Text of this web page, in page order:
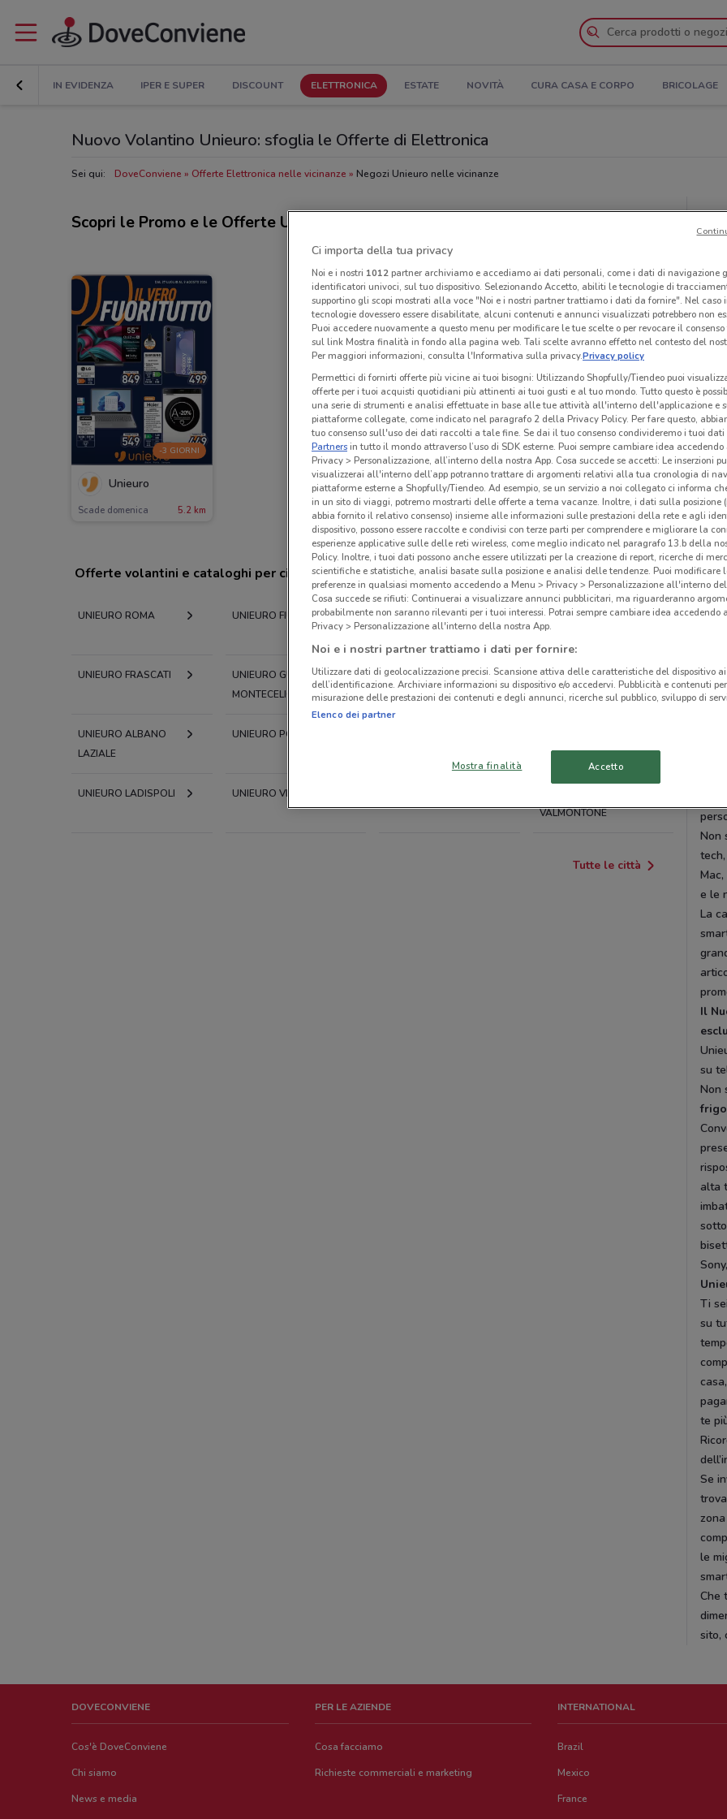
IN EVIDENZA IPER E SUPER DISCOUNT ELETTRONICA ESTATE NOVITÀ CURA CASA E CORPO BRICOLAGE
Nuovo Volantino Unieuro: sfoglia le Offerte di Elettronica
Sei qui: DoveConviene Offerte Elettronica nelle vicinanze Negozi Unieuro nelle vicinanze
Scopri le Promo e le Offerte Unieuro
-3 GIORNI
Unieuro
Scade domenica 5.2 km
Offerte volantini e cataloghi per città nelle vicinanze
UNIEURO ROMA UNIEURO FIUMICINO
UNIEURO
UNIEURO CIAMPINO
UNIEURO FRASCATI
UNIEURO GUIDONIA
MONTECELIO
UNIEURO TIVOLI UNIEURO OSTIA
UNIEURO ALBANO
LAZIALE
UNIEURO POMEZIA
BRACCIANO
UNIEURO LADISPOLI UNIEURO VELLETRI
VALMONTONE
Tutte le città
dai
la
Non
e le
La
Il
su
Non
alta
Ti
su
te
Se
zona
le
Che
sito,
DOVECONVIENE
Cos'è DoveConviene
Chi siamo
News e media
PER LE AZIENDE
Cosa facciamo
Richieste commerciali e marketing
INTERNATIONAL
Brazil
Mexico
France
Ci importa della tua privacy
Noi e i nostri 1012partner archiviamo e accediamo ai dati personali, come i dati di navigazione
identificatori univoci, sul tuo dispositivo. Selezionando Accetto, abiliti le tecnologie di
supportino gli scopi mostrati alla voce "Noi e i nostri partner trattiamo i dati da fornire". Nel caso
tecnologie dovessero essere disabilitate, alcuni contenuti e annunci visualizzati potrebbero non
Puoi accedere nuovamente a questo menu per modificare le tue scelte o per revocare il
sul link Mostra finalità in fondo alla pagina web. Tali scelte avranno effetto nel contesto del
Per maggiori informazioni, consulta l'Informativa sulla privacy.Privacy policy
Permettici di fornirti offerte più vicine ai tuoi bisogni: Utilizzando Shopfully/Tiendeo puoi
offerte per i tuoi acquisti quotidiani più attinenti ai tuoi gusti e al tuo mondo. Tutto questo è
una serie di strumenti e analisi effettuate in base alle tue attività all'interno dell'applicazione e
piattaforme collegate, come indicato nel paragrafo 2 della Privacy Policy. Per fare questo,
tuo consenso sull'uso dei dati raccolti a tale fine. Se dai il tuo consenso condivideremo i tuoi dati
Partnersin tutto il mondo attraverso l’uso di SDK esterne. Puoi sempre cambiare idea accedendo
Privacy > Personalizzazione, all’interno della nostra App. Cosa succede se accetti: Le inserzioni
visualizzerai all'interno dell’app potranno trattare di argomenti relativi alla tua cronologia di
piattaforme esterne a Shopfully/Tiendeo. Ad esempio, se un servizio a noi collegato ci informa
in un sito di viaggi, potremo mostrarti delle offerte a tema vacanze. Inoltre, i dati sulla posizione
abbia fornito il relativo consenso) insieme alle informazioni sulle prestazioni della rete e agli
dispositivo, possono essere raccolte e condivisi con terze parti per comprendere e migliorare la
esperienze applicative sulle delle reti wireless, come meglio indicato nel paragrafo 13.b della
Policy. Inoltre, i tuoi dati possono anche essere utilizzati per la creazione di report, ricerche di
scientifiche e statistiche, analisi basate sulla posizione e analisi delle tendenze. Puoi modificare
preferenze in qualsiasi momento accedendo a Menu > Privacy > Personalizzazione all'interno
Cosa succede se rifiuti: Continuerai a visualizzare annunci pubblicitari, ma riguarderanno
probabilmente non saranno rilevanti per i tuoi interessi. Potrai sempre cambiare idea accedendo
Privacy > Personalizzazione all'interno della nostra App.
Noi e i nostri partner trattiamo i dati per fornire:
Utilizzare dati di geolocalizzazione precisi. Scansione attiva delle caratteristiche del dispositivo
dell’identificazione. Archiviare informazioni su dispositivo e/o accedervi. Pubblicità e contenuti
misurazione delle prestazioni dei contenuti e degli annunci, ricerche sul pubblico, sviluppo di
Elenco dei partner
Mostra finalità Accetto